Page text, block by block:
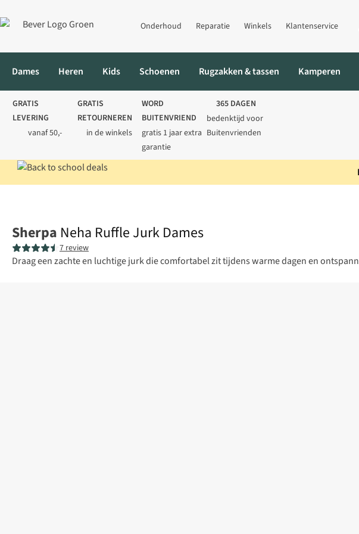
Onderhoud Reparatie Winkels Klantenservice
Dames Heren Kids Schoenen Rugzakken & tassen Kamperen
GRATIS
LEVERING
vanaf 50,-
GRATIS
RETOURNEREN
in de winkels
WORD
BUITENVRIEND
gratis 1 jaar extra
garantie
365 DAGEN
bedenktijd voor
Buitenvrienden
Sherpa Neha Ruffle Jurk Dames
7 review
Draag een zachte en luchtige jurk die comfortabel zit tijdens warme dagen en